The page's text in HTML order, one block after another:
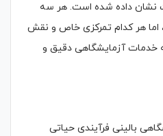
نشان داده شده است. هر سه
اما هر کدام تمرکزی خاص و نقش
خدمات آزمایشگاهی دقیق و
بالینی فرآیندی حیاتی